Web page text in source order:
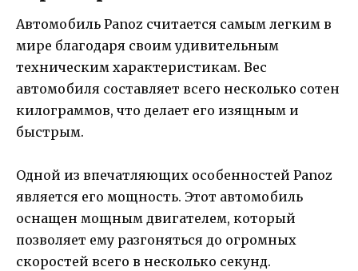
Автомобиль Panoz считается самым легким в
мире благодаря своим удивительным
техническим характеристикам. Вес
автомобиля составляет всего несколько сотен
килограммов, что делает его изящным и
быстрым.
Одной из впечатляющих особенностей Panoz
является его мощность. Этот автомобиль
оснащен мощным двигателем, который
позволяет ему разгоняться до огромных
скоростей всего в несколько секунд.